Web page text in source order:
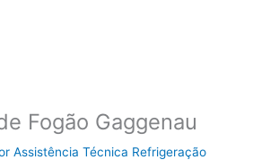
Fogão Gaggenau
Assistência Técnica Refrigeração